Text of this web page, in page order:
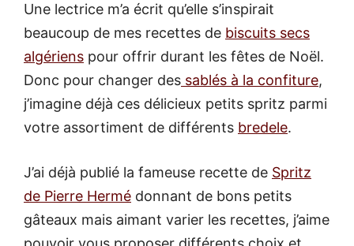
Une lectrice m’a écrit qu’elle s’inspirait
beaucoup de mes recettes de biscuits secs
algériens pour offrir durant les fêtes de Noël.
Donc pour changer des sablés à la confiture,
j’imagine déjà ces délicieux petits spritz parmi
votre assortiment de différents bredele.
J’ai déjà publié la fameuse recette de Spritz
de Pierre Hermé donnant de bons petits
gâteaux mais aimant varier les recettes, j’aime